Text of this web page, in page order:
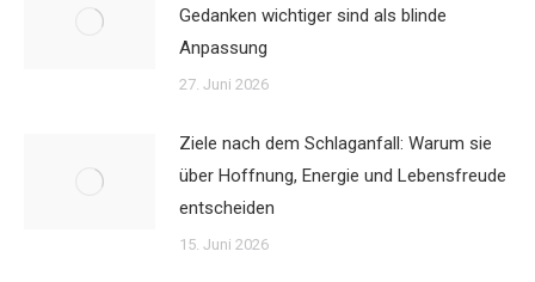
Gedanken wichtiger sind als blinde
Anpassung
27. Juni 2026
Ziele nach dem Schlaganfall: Warum sie
über Hoffnung, Energie und Lebensfreude
entscheiden
15. Juni 2026